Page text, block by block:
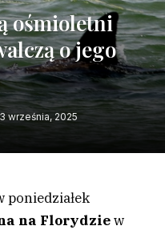
ośmioletni
o jego
3 września, 2025
poniedziałek
na Florydziew